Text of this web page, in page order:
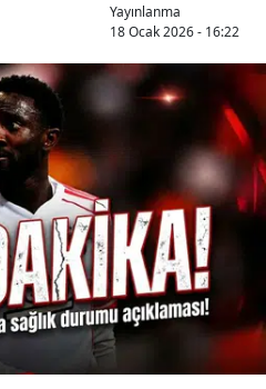
Yayınlanma
18 Ocak 2026 - 16:22